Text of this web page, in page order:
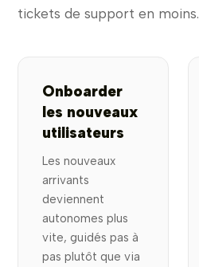
tickets de support en moins.
Onboarder
les nouveaux
utilisateurs
Les nouveaux
arrivants
deviennent
autonomes plus
vite, guidés pas à
pas plutôt que via